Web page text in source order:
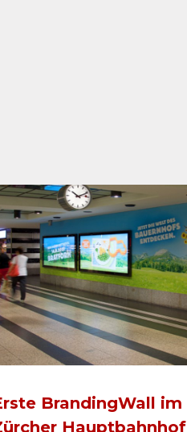
BrandingWall im
Hauptbahnhof